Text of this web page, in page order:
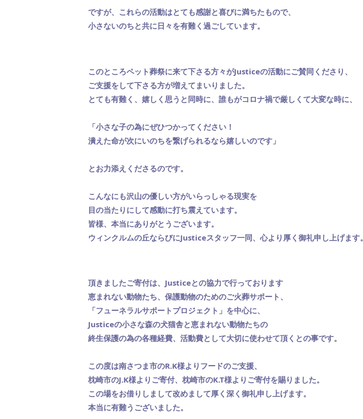
ですが、これらの活動はとても感謝と喜びに満ちたもので、
小さないのちと共に日々を有難く過ごしています。
このところペット葬祭に来て下さる方々がJusticeの活動にご賛同くださり、
ご支援をして下さる方が増えてまいりました。
とても有難く、嬉しく思うと同時に、誰もがコロナ禍で厳しくて大変な時に、
「小さな子の為にぜひつかってください！
潰えた命が次にいのちを繋げられるなら嬉しいのです」
とお力添えくださるのです。
こんなにも沢山の優しい方がいらっしゃる現実を
目の当たりにして感動に打ち震えています。
皆様、本当にありがとうございます。
ウィンクルムの丘ならびにJusticeスタッフ一同、心より厚く御礼申し上げます。
頂きましたご寄付は、Justiceとの協力で行っております
恵まれない動物たち、保護動物のためのご火葬サポート、
「フューネラルサポートプロジェクト」を中心に、
Justiceの小さな森の犬猫舎と恵まれない動物たちの
終生保護の為の各種経費、活動費として大切に使わせて頂くとの事です。
この度は南さつま市のR.K様よりフードのご支援、
枕崎市のJ.K様よりご寄付、枕崎市のK.T様よりご寄付を賜りました。
この場をお借りしまして改めまして厚く深く御礼申し上げます。
本当に有難うございました。